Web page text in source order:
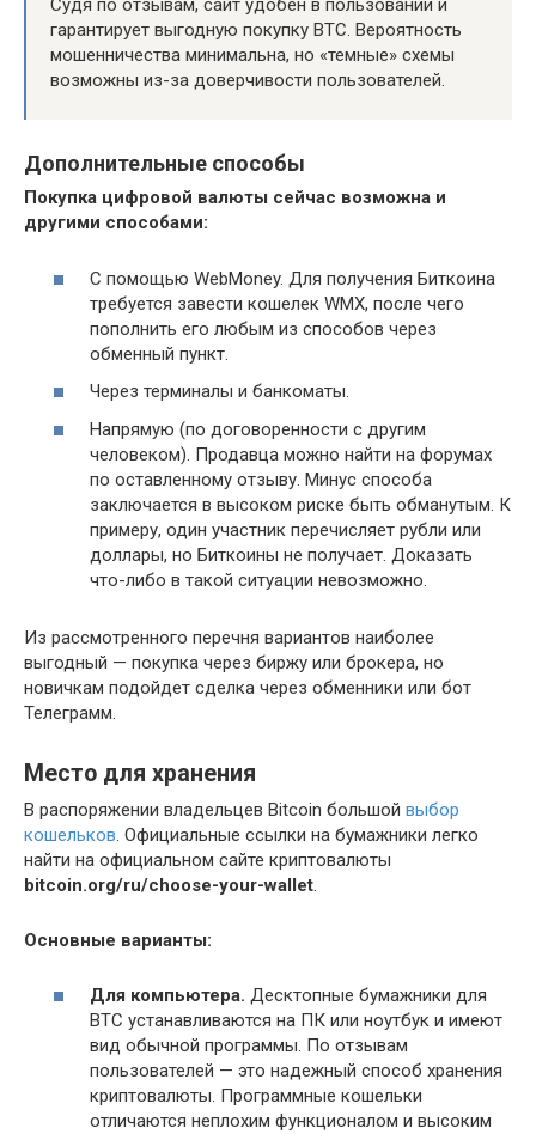
Судя по отзывам, сайт удобен в пользовании и
гарантирует выгодную покупку BTC. Вероятность
мошенничества минимальна, но «темные» схемы
возможны из-за доверчивости пользователей.
Дополнительные способы
Покупка цифровой валюты сейчас возможна и
другими способами:
С помощью WebMoney. Для получения Биткоина
требуется завести кошелек WMX, после чего
пополнить его любым из способов через
обменный пункт.
Через терминалы и банкоматы.
Напрямую (по договоренности с другим
человеком). Продавца можно найти на форумах
по оставленному отзыву. Минус способа
заключается в высоком риске быть обманутым. К
примеру, один участник перечисляет рубли или
доллары, но Биткоины не получает. Доказать
что-либо в такой ситуации невозможно.
Из рассмотренного перечня вариантов наиболее
выгодный — покупка через биржу или брокера, но
новичкам подойдет сделка через обменники или бот
Телеграмм.
Место для хранения
В распоряжении владельцев Bitcoin большой выбор
кошельков . Официальные ссылки на бумажники легко
найти на официальном сайте криптовалюты
bitcoin.org/ru/choose-your-wallet
Основные варианты:
Для компьютера. Десктопные бумажники для
BTC устанавливаются на ПК или ноутбук и имеют
вид обычной программы. По отзывам
пользователей — это надежный способ хранения
криптовалюты. Программные кошельки
отличаются неплохим функционалом и высоким